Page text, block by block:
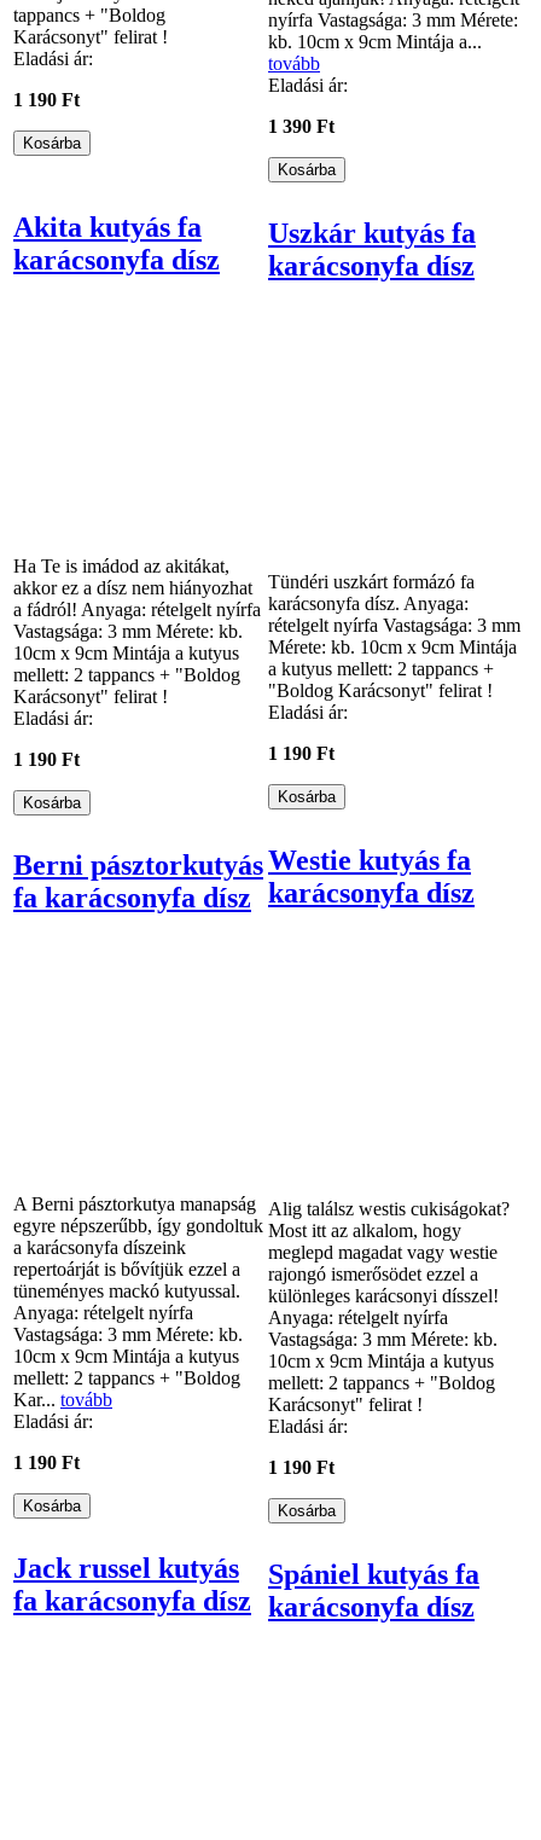
tappancs + "Boldog
Karácsonyt" felirat !
Eladási ár:
1 190 Ft
nyírfa Vastagsága: 3 mm Mérete:
kb. 10cm x 9cm Mintája a...
tovább
Eladási ár:
1 390 Ft
Akita kutyás fa
karácsonyfa dísz
Ha Te is imádod az akitákat,
akkor ez a dísz nem hiányozhat
a fádról! Anyaga: rételgelt nyírfa
Vastagsága: 3 mm Mérete: kb.
10cm x 9cm Mintája a kutyus
mellett: 2 tappancs + "Boldog
Karácsonyt" felirat !
Eladási ár:
1 190 Ft
Uszkár kutyás fa
karácsonyfa dísz
Tündéri uszkárt formázó fa
karácsonyfa dísz. Anyaga:
rételgelt nyírfa Vastagsága: 3 mm
Mérete: kb. 10cm x 9cm Mintája
a kutyus mellett: 2 tappancs +
"Boldog Karácsonyt" felirat !
Eladási ár:
1 190 Ft
Berni pásztorkutyás
fa karácsonyfa dísz
A Berni pásztorkutya manapság
egyre népszerűbb, így gondoltuk
a karácsonyfa díszeink
repertoárját is bővítjük ezzel a
tüneményes mackó kutyussal.
Anyaga: rételgelt nyírfa
Vastagsága: 3 mm Mérete: kb.
10cm x 9cm Mintája a kutyus
mellett: 2 tappancs + "Boldog
Kar... tovább
Eladási ár:
1 190 Ft
Westie kutyás fa
karácsonyfa dísz
Alig találsz westis cukiságokat?
Most itt az alkalom, hogy
meglepd magadat vagy westie
rajongó ismerősödet ezzel a
különleges karácsonyi dísszel!
Anyaga: rételgelt nyírfa
Vastagsága: 3 mm Mérete: kb.
10cm x 9cm Mintája a kutyus
mellett: 2 tappancs + "Boldog
Karácsonyt" felirat !
Eladási ár:
1 190 Ft
Jack russel kutyás
fa karácsonyfa dísz
Spániel kutyás fa
karácsonyfa dísz